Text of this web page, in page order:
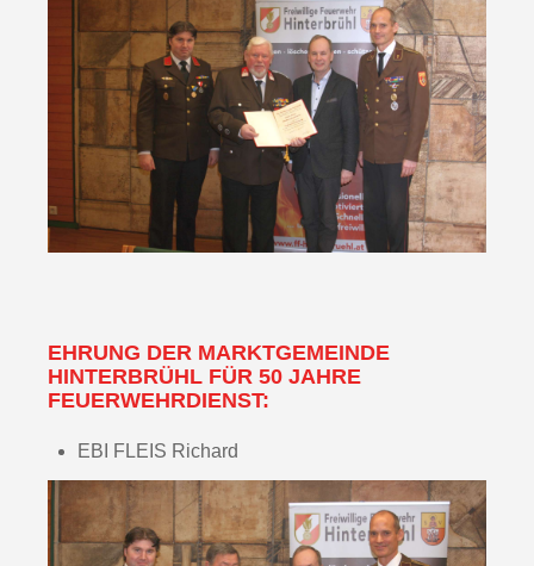
EHRUNG DER MARKTGEMEINDE
HINTERBRÜHL FÜR 50 JAHRE
FEUERWEHRDIENST:
EBI FLEIS Richard